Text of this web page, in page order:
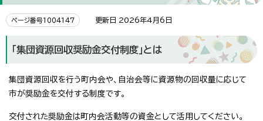
ページ番号1004147 更新日 2026年4月6日
「集団資源回収奨励金交付制度」とは
集団資源回収を行う町内会や、自治会等に資源物の回収量に応じて
市が奨励金を交付する制度です。
交付された奨励金は町内会活動等の資金として活用してください。